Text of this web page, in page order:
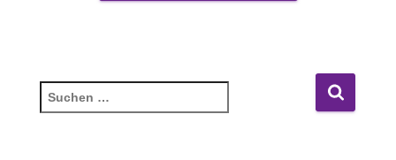
u